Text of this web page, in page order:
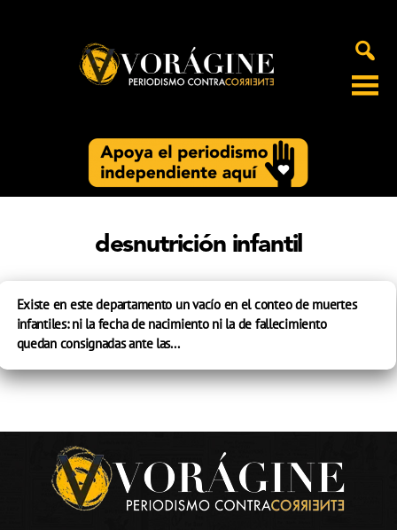
desnutrición infantil
Existe en este departamento un vacío en el conteo de muertes
infantiles: ni la fecha de nacimiento ni la de fallecimiento
quedan consignadas ante las...